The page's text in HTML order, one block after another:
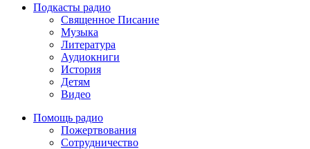
Подкасты радио
Священное Писание
Музыка
Литература
Аудиокниги
История
Детям
Видео
Помощь радио
Пожертвования
Сотрудничество